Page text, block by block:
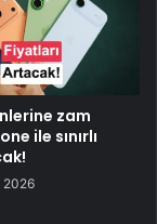
zam
ile sınırlı
2026